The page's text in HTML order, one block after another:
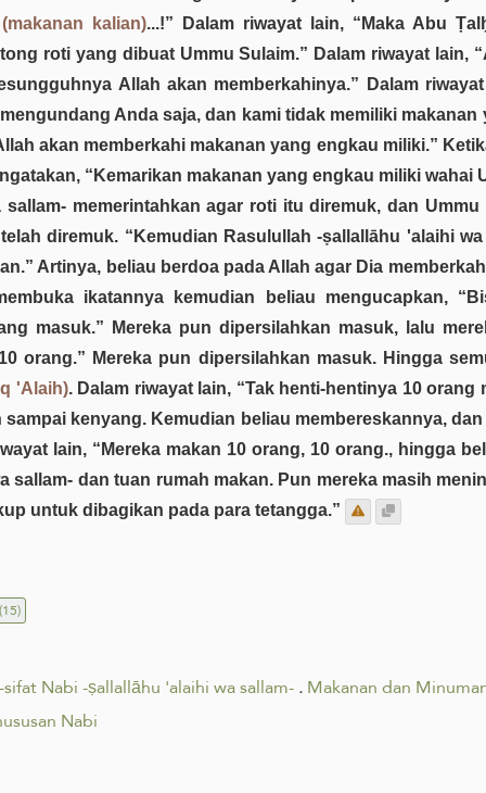
(makanan kalian)...!” Dalam riwayat lain, “Maka Abu
roti yang dibuat Ummu Sulaim.” Dalam riwayat lain,
Allah akan memberkahinya.” Dalam
Anda saja, dan kami tidak memiliki
akan memberkahi makanan yang engkau miliki.”
“Kemarikan makanan yang engkau miliki wahai
memerintahkan agar roti itu diremuk, dan
diremuk. “Kemudian Rasulullah -ṣallallāhu 'alaihi
Artinya, beliau berdoa pada Allah agar Dia
ikatannya kemudian beliau mengucapkan,
masuk.” Mereka pun dipersilahkan masuk, lalu
orang.” Mereka pun dipersilahkan masuk. Hingga
'Alaih). Dalam riwayat lain, “Tak henti-hentinya 10
kenyang. Kemudian beliau membereskannya,
lain, “Mereka makan 10 orang, 10 orang., hingga
sallam- dan tuan rumah makan. Pun mereka masih
untuk dibagikan pada para tetangga.”
Nabi -ṣallallāhu 'alaihi wa sallam-.Makanan dan
Nabi